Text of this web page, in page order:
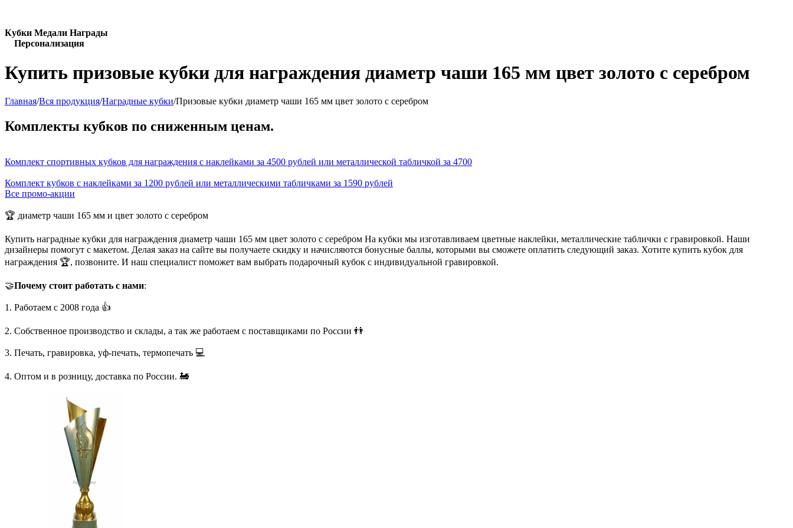
Кубки Медали Награды
Персонализация
Купить призовые кубки для награждения диаметр чаши 165 мм цвет золото с серебром
Главная/Вся продукция/Наградные кубки/Призовые кубки диаметр чаши 165 мм цвет золото с серебром
Комплекты кубков по сниженным ценам.
Комплект спортивных кубков для награждения с наклейками за 4500 рублей или металлической табличкой за 4700
Комплект кубков с наклейками за 1200 рублей или металлическими табличками за 1590 рублей
Все промо-акции
🏆 диаметр чаши 165 мм и цвет золото с серебром
Купить наградные кубки для награждения диаметр чаши 165 мм цвет золото с серебром На кубки мы изготавливаем цветные наклейки, металлические таблички с гравировкой. Наши
дизайнеры помогут с макетом. Делая заказ на сайте вы получаете скидку и начисляются бонусные баллы, которыми вы сможете оплатить следующий заказ. Хотите купить кубок для
награждения 🏆, позвоните. И наш специалист поможет вам выбрать подарочный кубок с индивидуальной гравировкой.
🤝Почему стоит работать с нами:
1. Работаем с 2008 года 👍
2. Собственное производство и склады, а так же работаем с поставщиками по России 👬
3. Печать, гравировка, уф-печать, термопечать 💻
4. Оптом и в розницу, доставка по России. 🚂